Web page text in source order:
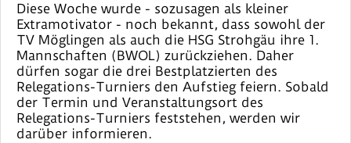
Diese Woche wurde - sozusagen als kleiner
Extramotivator - noch bekannt, dass sowohl der
TV Möglingen als auch die HSG Strohgäu ihre 1.
Mannschaften (BWOL) zurückziehen. Daher
dürfen sogar die drei Bestplatzierten des
Relegations-Turniers den Aufstieg feiern. Sobald
der Termin und Veranstaltungsort des
Relegations-Turniers feststehen, werden wir
darüber informieren.